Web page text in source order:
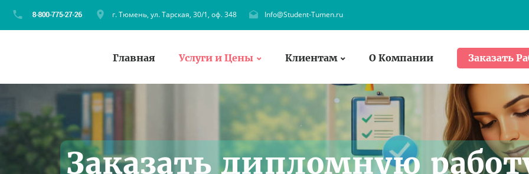
г. Тюмень, ул. Тарская, 30/1, оф. 348 Info@Student-Tumen.ru
Главная Услуги и Цены Клиентам О Компании Заказать
Заказать дипломную